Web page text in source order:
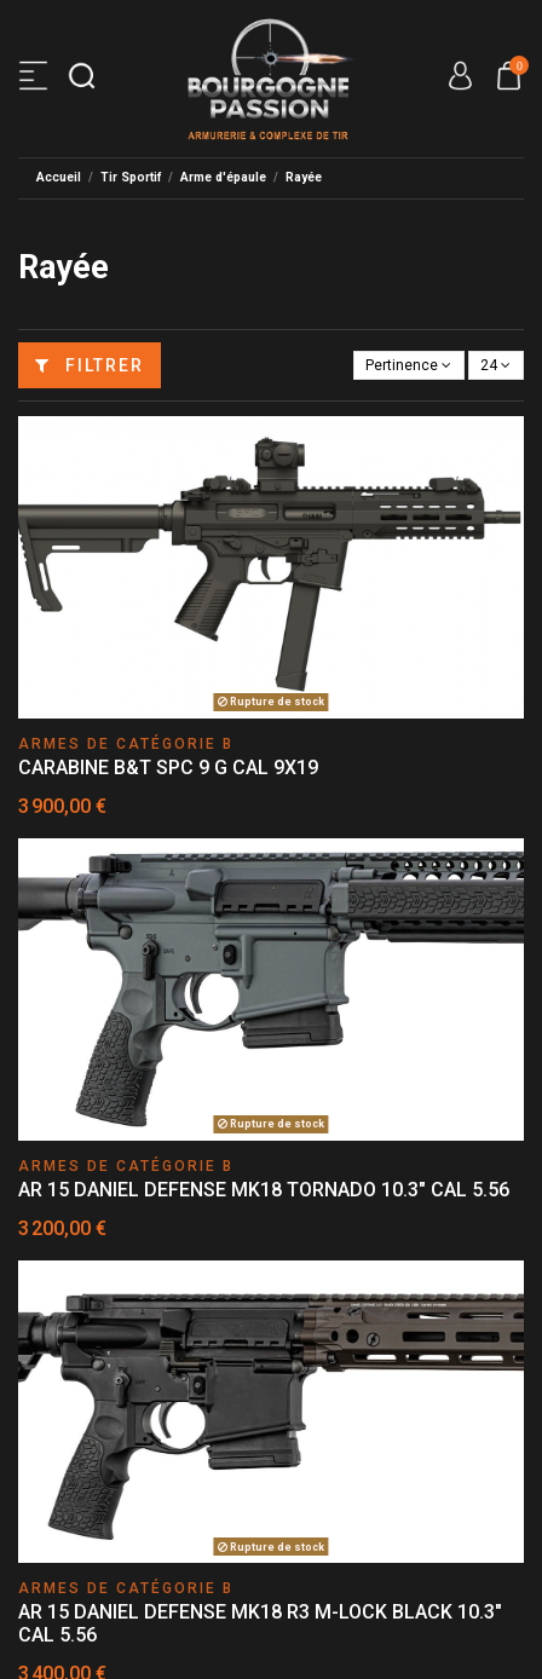
0
Accueil Tir Sportif Arme d'épaule Rayée
Rayée
FILTRER Pertinence 24
Rupture de stock
ARMES DE CATÉGORIE B
CARABINE B&T SPC 9 G CAL 9X19
3 900,00 €
Rupture de stock
ARMES DE CATÉGORIE B
AR 15 DANIEL DEFENSE MK18 TORNADO 10.3" CAL 5.56
3 200,00 €
Rupture de stock
ARMES DE CATÉGORIE B
AR 15 DANIEL DEFENSE MK18 R3 M-LOCK BLACK 10.3"
CAL 5.56
3 400,00 €